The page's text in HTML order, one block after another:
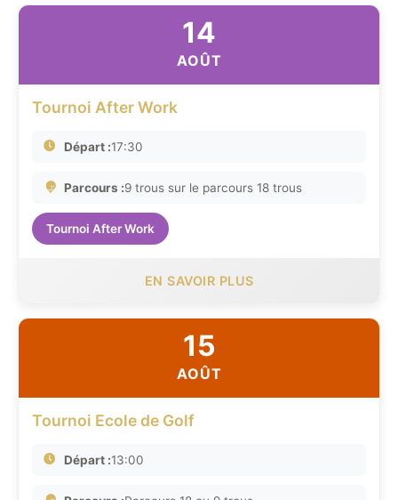
14
AOÛT
Tournoi After Work
Départ :17:30
Parcours :9 trous sur le parcours 18 trous
Tournoi After Work
EN SAVOIR PLUS
15
AOÛT
Tournoi Ecole de Golf
Départ :13:00